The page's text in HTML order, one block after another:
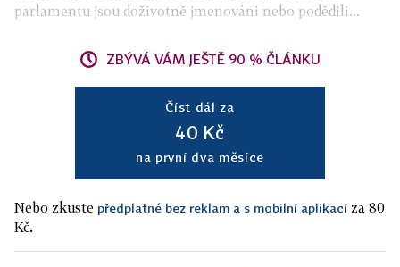
parlamentu jsou doživotně jmenováni nebo podědili...
ZBÝVÁ VÁM JEŠTĚ 90 % ČLÁNKU
Číst dál za
40 Kč
na první dva měsíce
Nebo zkuste předplatné bez reklam a s mobilní aplikací za 80
Kč.